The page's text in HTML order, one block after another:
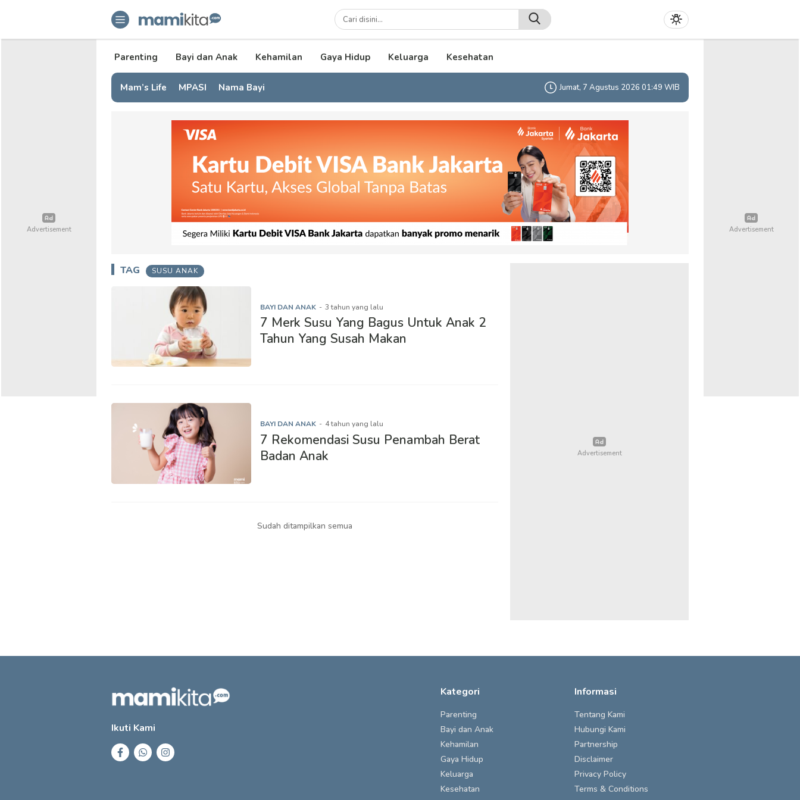
mamikita.com
Informasi Parenting untuk Mami Milenial
Parenting Bayi dan Anak Kehamilan Gaya Hidup Keluarga Kesehatan
Mam’s Life MPASI Nama Bayi Jumat, 7 Agustus 2026 01:49 WIB
TAG SUSU ANAK
BAYI DAN ANAK - 3 tahun yang lalu
7 Merk Susu Yang Bagus Untuk Anak 2
Tahun Yang Susah Makan
BAYI DAN ANAK - 4 tahun yang lalu
7 Rekomendasi Susu Penambah Berat
Badan Anak
Sudah ditampilkan semua
Ikuti Kami
Kategori
Parenting
Bayi dan Anak
Kehamilan
Gaya Hidup
Keluarga
Kesehatan
Informasi
Tentang Kami
Hubungi Kami
Partnership
Disclaimer
Privacy Policy
Terms & Conditions